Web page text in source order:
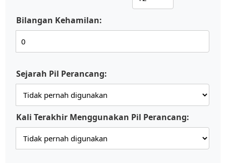
Bilangan Kehamilan:
Sejarah Pil Perancang:
Kali Terakhir Menggunakan Pil Perancang: